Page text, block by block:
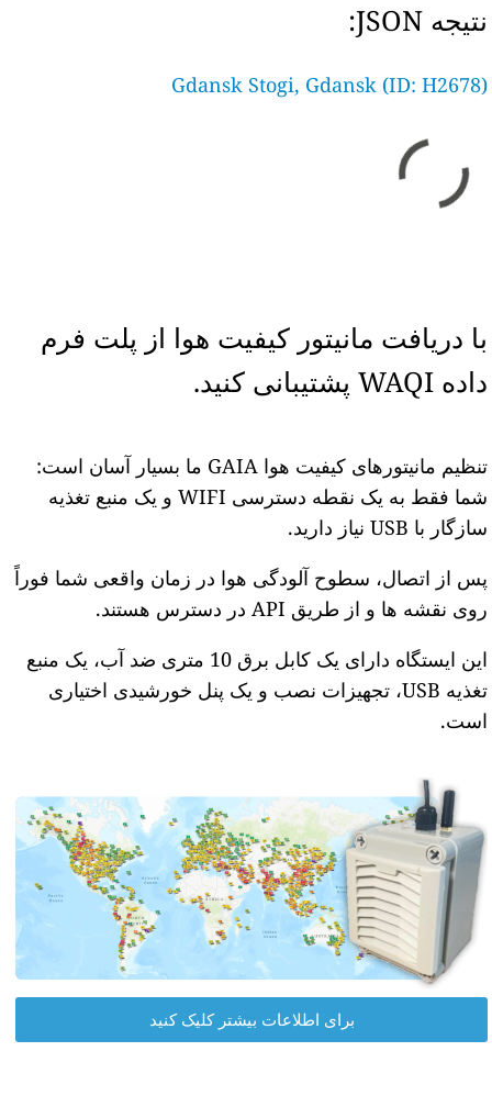
نتیجه JSON:
Gdansk Stogi, Gdansk (ID: H2678)
با دریافت مانیتور کیفیت هوا از پلت فرم
داده WAQI پشتیبانی کنید.
تنظیم مانیتورهای کیفیت هوا GAIA ما بسیار آسان است:
شما فقط به یک نقطه دسترسی WIFI و یک منبع تغذیه
سازگار با USB نیاز دارید.
پس از اتصال، سطوح آلودگی هوا در زمان واقعی شما فوراً
روی نقشه ها و از طریق API در دسترس هستند.
این ایستگاه دارای یک کابل برق 10 متری ضد آب، یک منبع
تغذیه USB، تجهیزات نصب و یک پنل خورشیدی اختیاری
است.
برای اطلاعات بیشتر کلیک کنید